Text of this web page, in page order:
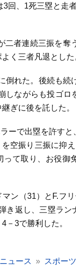
回、1死三塁と走
者連続三振を奪
く三者凡退とした
れた。後続も続
ながらも投ゴロ
ぎに後を託した。
ーで出塁を許す
空振り三振に抑
て取り、お役御
ン（31）とF.フ
返し、三塁ラ
－3で勝利した。
ニュース スポーツ